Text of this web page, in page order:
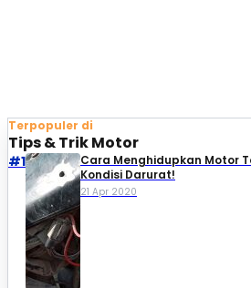
Terpopuler di
Tips & Trik Motor
#1
Cara Menghidupkan Motor
Kondisi Darurat!
21 Apr 2020